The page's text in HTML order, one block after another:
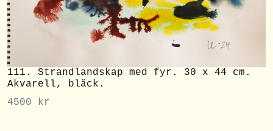
111. Strandlandskap med fyr. 30 x 44 cm.
Akvarell, bläck.
4500
kr